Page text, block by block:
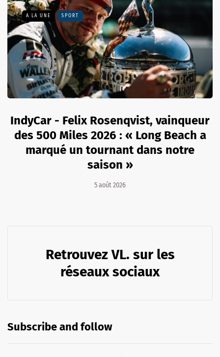
A LA UNE SPORT
IndyCar - Felix Rosenqvist, vainqueur
des 500 Miles 2026 : « Long Beach a
marqué un tournant dans notre
saison »
5 août 2026
Retrouvez VL. sur les
réseaux sociaux
Subscribe and follow